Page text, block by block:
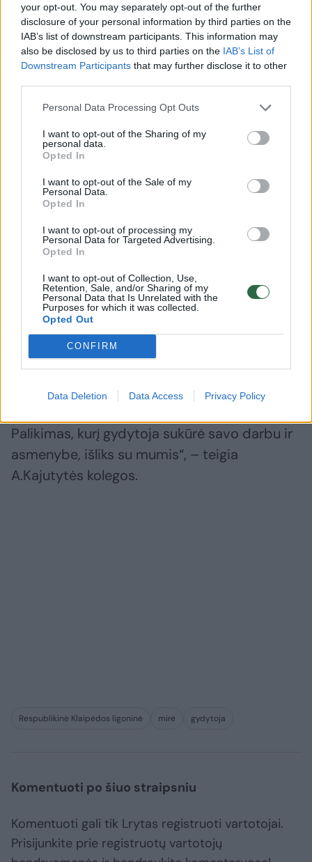
your opt-out. You may separately opt-out of the further
disclosure of your personal information by third parties on the
IAB’s list of downstream participants. This information may
also be disclosed by us to third parties on the IAB’s List of
Downstream Participants that may further disclose it to other
Personal Data Processing Opt Outs
I want to opt-out of the Sharing of my
personal data.
Opted In
I want to opt-out of the Sale of my
Personal Data.
Opted In
I want to opt-out of processing my
Personal Data for Targeted Advertising.
Opted In
I want to opt-out of Collection, Use,
Retention, Sale, and/or Sharing of my
Personal Data that Is Unrelated with the
Purposes for which it was collected.
Opted Out
CONFIRM
Data Deletion Data Access Privacy Policy
Susiję straipsniai
Vėžiu susirgusį A. Kulakauską
sukrėtė ir 42-ejų dukros
diagnozė: tada išsitirti ėjo
visa giminė
dirbanti
dar
„Reiškiame nuoširdžią užuojautą gydytojos
šeimai, artimiesiems, kolegoms ir visiems,
Palikimas, kurį gydytoja sukūrė savo darbu ir
asmenybe, išliks su mumis“, – teigia
A.Kajutytės kolegos.
Respublikinė Klaipėdos ligoninė mirė gydytoja
Komentuoti po šiuo straipsniu
Komentuoti gali tik Lrytas registruoti vartotojai.
Prisijunkite prie registruotų vartotojų